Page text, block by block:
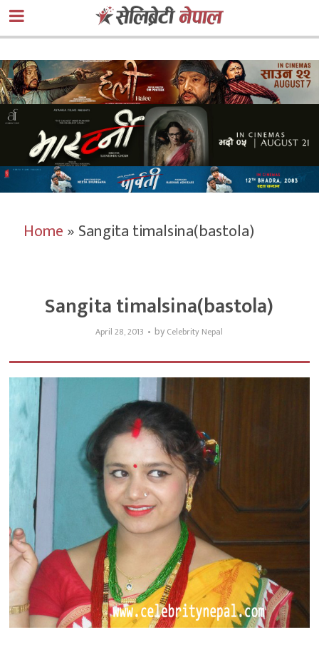
Home»Sangita timalsina(bastola)
Sangita timalsina(bastola)
April 28, 2013 by Celebrity Nepal